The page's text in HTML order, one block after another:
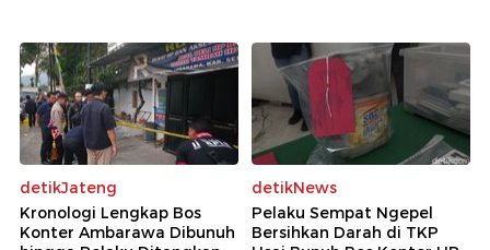
detikJateng
Kronologi Lengkap Bos
Konter Ambarawa Dibunuh
detikNews
Pelaku Sempat Ngepel
Bersihkan Darah di TKP